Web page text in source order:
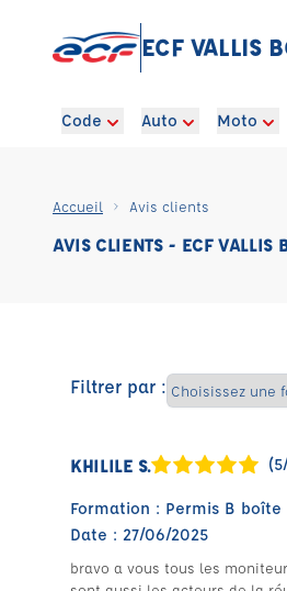
ECF VALLIS
Code Auto Moto
Accueil Avis clients
AVIS CLIENTS - ECF VALLIS
Filtrer par :
KHILILE S.
Formation : Permis B
Date : 27/06/2025
bravo a vous tous les